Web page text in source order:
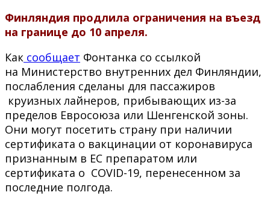
Финляндия продлила ограничения на въезд
на границе до 10 апреля.
Как сообщает Фонтанка со ссылкой
на Министерство внутренних дел Финляндии,
послабления сделаны для пассажиров
круизных лайнеров, прибывающих из-за
пределов Евросоюза или Шенгенской зоны.
Они могут посетить страну при наличии
сертификата о вакцинации от коронавируса
признанным в ЕС препаратом или
сертификата о COVID-19, перенесенном за
последние полгода.